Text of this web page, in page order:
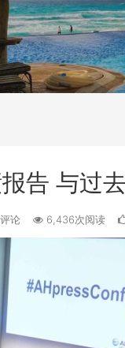
告 与过
论 6,436次阅读